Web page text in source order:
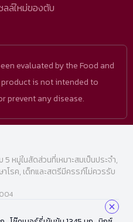
ลล์ใหม่ของตับ
evaluated by the Food and
is not intended to
prevent any disease.
หมู่ในสัดส่วนที่เหมาะสมเป็นประจำ,
โรค, เด็กและสตรีมีครรภ์ไม่ควรรับ